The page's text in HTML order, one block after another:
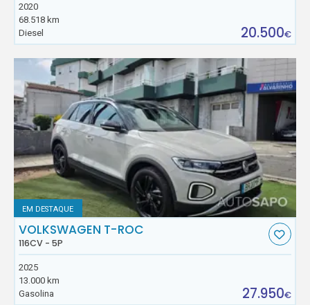
2020
68.518 km
Diesel
20.500€
EM DESTAQUE
VOLKSWAGEN T-ROC
116CV - 5P
2025
13.000 km
Gasolina
27.950€